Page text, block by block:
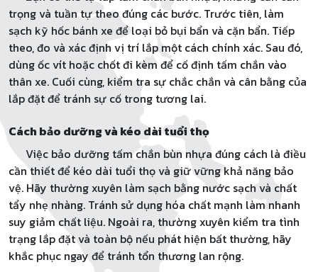
trọng và tuần tự theo đúng các bước. Trước tiên, làm
sạch kỹ hốc bánh xe để loại bỏ bụi bẩn và cặn bẩn. Tiếp
theo, đo và xác định vị trí lắp một cách chính xác. Sau đó,
dùng ốc vít hoặc chốt đi kèm để cố định tấm chắn vào
thân xe. Cuối cùng, kiểm tra sự chắc chắn và cân bằng của
lắp đặt để tránh sự cố trong tương lai.
Cách bảo dưỡng và kéo dài tuổi thọ
Việc bảo dưỡng tấm chắn bùn nhựa đúng cách là điều
cần thiết để kéo dài tuổi thọ và giữ vững khả năng bảo
vệ. Hãy thường xuyên làm sạch bằng nước sạch và chất
tẩy nhẹ nhàng. Tránh sử dụng hóa chất mạnh làm nhanh
suy giảm chất liệu. Ngoài ra, thường xuyên kiểm tra tình
trạng lắp đặt và toàn bộ nếu phát hiện bất thường, hãy
khắc phục ngay để tránh tổn thương lan rộng.